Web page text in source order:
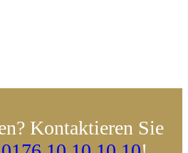
Kontaktieren Sie